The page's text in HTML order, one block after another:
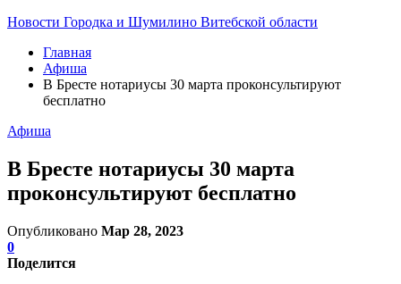
Новости Городка и Шумилино Витебской области
Главная
Афиша
В Бресте нотариусы 30 марта проконсультируют
бесплатно
Афиша
В Бресте нотариусы 30 марта
проконсультируют бесплатно
Опубликовано Мар 28, 2023
0
Поделится